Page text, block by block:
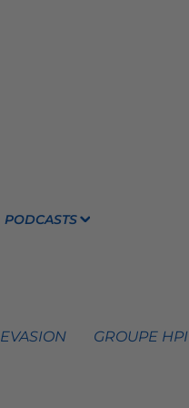
PODCASTS
GROUPE HPI